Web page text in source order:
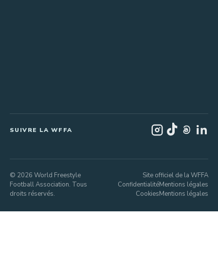
SUIVRE LA WFFA
© 2026 World Freestyle
Football Association. Tous
droits réservés.
Site officiel de la WFFA
ConfidentialitéMentions légales
CookiesMentions légales